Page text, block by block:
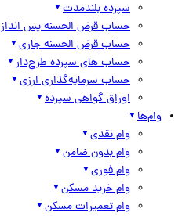
سپرده بلندمدت
حساب قرض الحسنه پس انداز
حساب قرض الحسنه جاری
حساب های سپرده طرح‌دار
حساب سرمایه‌گذاری ارزی
اوراق گواهی سپرده
وام‌ها
وام نقدی
وام بدون ضامن
وام فوری
وام خرید مسکن
وام تعمیرات مسکن